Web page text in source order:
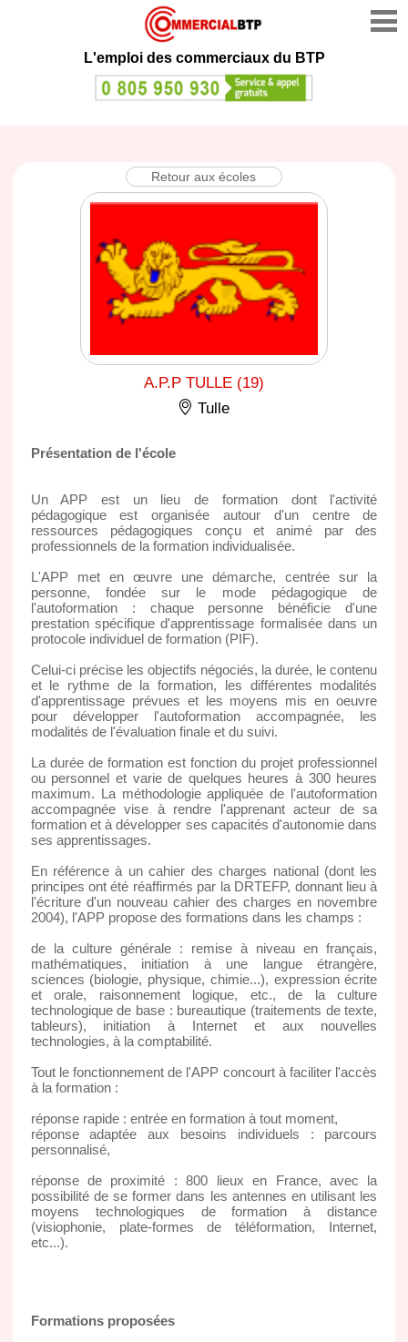
L'emploi des commerciaux du BTP
Retour aux écoles
A.P.P TULLE (19)
Tulle
Présentation de l'école
Un APP est un lieu de formation dont l'activité
pédagogique est organisée autour d'un centre de
ressources pédagogiques conçu et animé par des
professionnels de la formation individualisée.
L'APP met en œuvre une démarche, centrée sur la
personne, fondée sur le mode pédagogique de
l'autoformation : chaque personne bénéficie d'une
prestation spécifique d'apprentissage formalisée dans un
protocole individuel de formation (PIF).
Celui-ci précise les objectifs négociés, la durée, le contenu
et le rythme de la formation, les différentes modalités
d'apprentissage prévues et les moyens mis en oeuvre
pour développer l'autoformation accompagnée, les
modalités de l'évaluation finale et du suivi.
La durée de formation est fonction du projet professionnel
ou personnel et varie de quelques heures à 300 heures
maximum. La méthodologie appliquée de l'autoformation
accompagnée vise à rendre l'apprenant acteur de sa
formation et à développer ses capacités d'autonomie dans
ses apprentissages.
En référence à un cahier des charges national (dont les
principes ont été réaffirmés par la DRTEFP, donnant lieu à
l'écriture d'un nouveau cahier des charges en novembre
2004), l'APP propose des formations dans les champs :
de la culture générale : remise à niveau en français,
mathématiques, initiation à une langue étrangère,
sciences (biologie, physique, chimie...), expression écrite
et orale, raisonnement logique, etc., de la culture
technologique de base : bureautique (traitements de texte,
tableurs), initiation à Internet et aux nouvelles
technologies, à la comptabilité.
Tout le fonctionnement de l'APP concourt à faciliter l'accès
à la formation :
réponse rapide : entrée en formation à tout moment,
réponse adaptée aux besoins individuels : parcours
personnalisé,
réponse de proximité : 800 lieux en France, avec la
possibilité de se former dans les antennes en utilisant les
moyens technologiques de formation à distance
(visiophonie, plate-formes de téléformation, Internet,
etc...).
Formations proposées